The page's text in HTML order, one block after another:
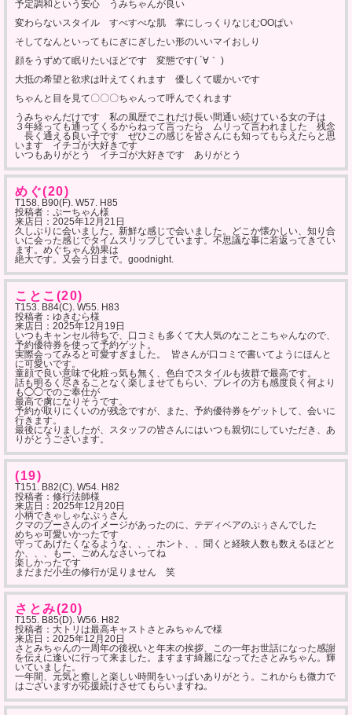
予定調和という安心 うみちゃんが良い
変わらないスタイル すべすべな肌 掌にしっくりなじむOOぱい
そしてなんといってもにぎにぎしたい形のいいマイおしり
顔をうずめて眠りたいほどです 変態です( ´∀｀ )
大抵の希望と欲求は叶えてくれます 優しくて暖かいです
ちゃんと目を見て〇〇〇ちゃんって呼んでくれます
うみちゃんだけです 私の風歴でこれだけ長い間通い続けている女の子は
３年経っても通ってくるからねって言ったら ムリって言われました 残念
長く通える良い子です ぜひこの感じを皆さんにも知ってもらえたらと思
います イチゴが大好きです
いつもありがとう イチゴが大好きです ありがとう
めぐ(20)
T158. B90(F). W57. H85
投稿者：ぷーちゃん様
来店日： 2025年12月21日
久しぶりに会いました。新鮮な感じで会いました。どこか懐かしい、知り合
いに会った感じでタイムスリップしています。不思議な事に若返ってきてい
ます。めぐちゃん効果は
絶大です。又会う日まで。goodnight.
ことこ(20)
T153. B84(C). W55. H83
投稿者：ゆきむら様
来店日： 2025年12月19日
いつもキャンセル待ちで、口コミも多くて大人気のなことこちゃんなので、
予約優待券を使って予約ゲット。
実際会ってみると可愛すぎました。 皆さんが口コミで書いてようにほんと
に可愛いです。
童顔で良い意味で化粧っ気も無く、色白でスタイルも抜群で最高です。
話も明るく尽きることなく楽しませてもらい、プレイの方も感度良く何より
も◯◯でのご奉仕が
最高で虜になりそうです。
予約が取りにくいのが残念ですが、また、予約優待券をゲットして、会いに
行きます。
最後になりましたが、スタッフの皆さんにはいつも親切にしていただき、あ
りがとうございます。
(19)
T151. B82(C). W54. H82
投稿者：修行法師様
来店日： 2025年12月20日
小柄できゃしゃなぷぅさん
クマのプーさんのイメージがあったのに、テディベアのぷぅさんでした
めちゃ可愛いかったです
守ってあげたくなるような、、、ホント、、聞くと経験人数も数えるほどと
か、、、もー、ごめんなさいってね
楽しかったです
まだまだ小生の修行が足りません 笑
さとみ(20)
T155. B85(D). W56. H82
投稿者：大トリは最高キャストさとみちゃんで様
来店日： 2025年12月20日
さとみちゃんの一周年の後祝いと年末の挨拶、この一年お世話になった感謝
を伝えに逢いに行って来ました。ますます綺麗になってたさとみちゃん。輝
いていました。
一年間、元気と癒しと楽しい時間をいっぱいありがとう。これからも微力で
はございますが応援続けさせてもらいますね。